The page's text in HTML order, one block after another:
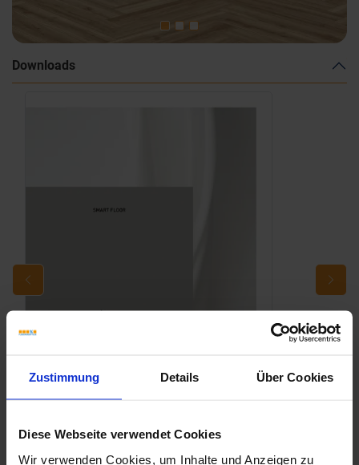
Zustimmung Details Über Cookies
Diese Webseite verwendet Cookies
Wir verwenden Cookies, um Inhalte und Anzeigen zu
Downloads
Ragno-Woodstory.pdf